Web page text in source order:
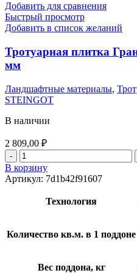
Добавить для сравнения
Быстрый просмотр
Добавить в список желаний
Тротуарная плитка
мм
Ландшафтные материалы,
STEINGOT
В наличии
2 809,00 ₽
В корзину
Артикул: 7d1b42f91607
Технология
Количество кв.м. в 1 поддоне
Вес поддона, кг